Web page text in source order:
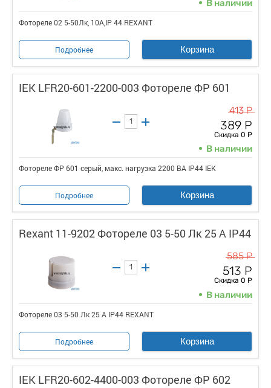
В наличии
Фотореле 02 5-50Лк, 10А,IP 44 REXANT
Подробнее Корзина
IEK LFR20-601-2200-003 Фотореле ФР 601
413 Р
389 Р
Скидка 0 Р
В наличии
Фотореле ФР 601 серый, макс. нагрузка 2200 ВА IP44 IEK
Подробнее Корзина
Rexant 11-9202 Фотореле 03 5-50 Лк 25 А IP44
585 Р
513 Р
Скидка 0 Р
В наличии
Фотореле 03 5-50 Лк 25 А IP44 REXANT
Подробнее Корзина
IEK LFR20-602-4400-003 Фотореле ФР 602